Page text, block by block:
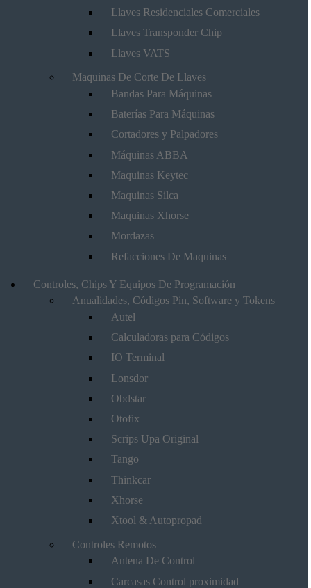
Llaves Residenciales Comerciales
Llaves Transponder Chip
Llaves VATS
Maquinas De Corte De Llaves
Bandas Para Máquinas
Baterías Para Máquinas
Cortadores y Palpadores
Máquinas ABBA
Maquinas Keytec
Maquinas Silca
Maquinas Xhorse
Mordazas
Refacciones De Maquinas
Controles, Chips Y Equipos De Programación
Anualidades, Códigos Pin, Software y Tokens
Autel
Calculadoras para Códigos
IO Terminal
Lonsdor
Obdstar
Otofix
Scrips Upa Original
Tango
Thinkcar
Xhorse
Xtool & Autopropad
Controles Remotos
Antena De Control
Carcasas Control proximidad